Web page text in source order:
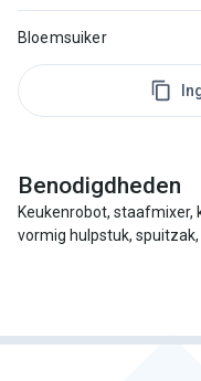
Bloemsuiker
Benodigdheden
Keukenrobot, staafmixer,
vormig hulpstuk,